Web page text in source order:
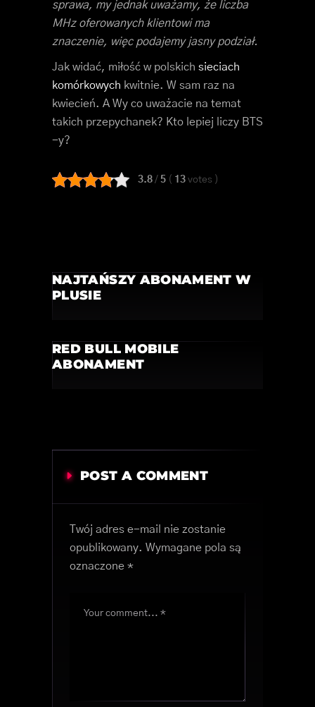
sprawa, my jednak uważamy, że liczba
MHz oferowanych klientowi ma
znaczenie, więc podajemy jasny podział.
Jak widać, miłość w polskich sieciach
komórkowych kwitnie. W sam raz na
kwiecień. A Wy co uważacie na temat
takich przepychanek? Kto lepiej liczy BTS
-y?
3.8 / 5 ( 13 votes )
NAJTAŃSZY ABONAMENT W
PLUSIE
RED BULL MOBILE
ABONAMENT
POST A COMMENT
Twój adres e-mail nie zostanie
opublikowany. Wymagane pola są
oznaczone *